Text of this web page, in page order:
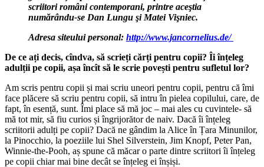
scriitori români contemporani, printre aceştia
numărându-se Dan Lungu şi Matei Vişniec.
Adresa siteului personal: http://www.jancornelius.de/
De ce ați decis, cîndva, să scrieți cărți pentru copii? Îi înțeleg
adulții pe copii, așa încît să le scrie povești pentru sufletul lor?
Am scris pentru copii și mai scriu uneori pentru copii, pentru că îmi
face plăcere să scriu pentru copii, să intru în pielea copilului, care, de
fapt, în esență, sunt. Îmi place să mă joc – mai ales cu cuvintele- să
mă tot mir, să fiu curios și îngrijorător de naiv. Dacă îi înțeleg
scriitorii adulți pe copii? Dacă ne gândim la Alice în Țara Minunilor,
la Pinocchio, la poeziile lui Shel Silverstein, Jim Knopf, Peter Pan,
Winnie-the-Pooh, aș spune că măcar o parte dintre scriitori îi înțeleg
pe copii chiar mai bine decât se înțeleg ei înșiși.